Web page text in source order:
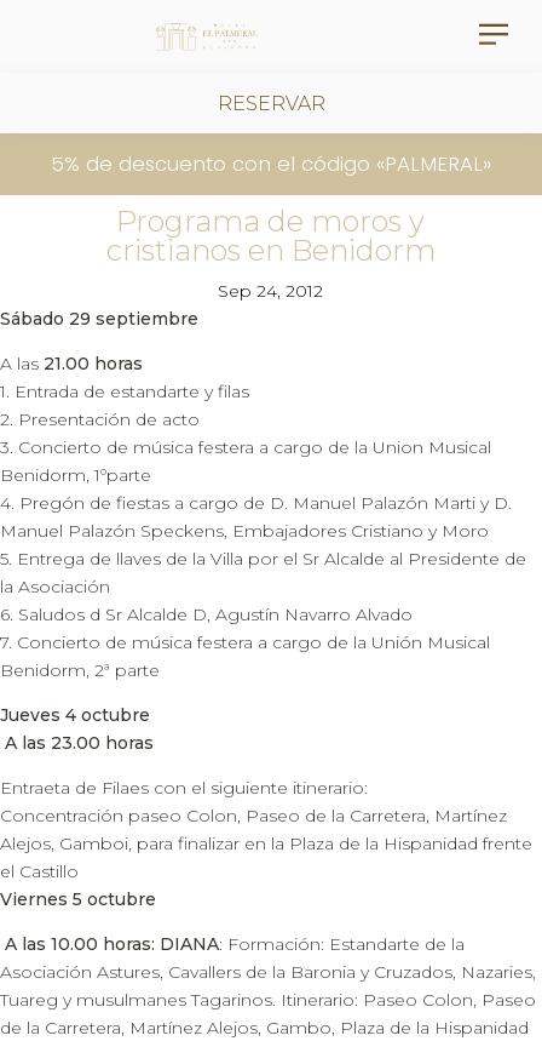
RESERVAR
5% de descuento con el código «PALMERAL»
Programa de moros y
cristianos en Benidorm
Sep 24, 2012
Sábado 29 septiembre
A las 21.00 horas
1. Entrada de estandarte y filas
2. Presentación de acto
3. Concierto de música festera a cargo de la Union Musical
Benidorm, 1ºparte
4. Pregón de fiestas a cargo de D. Manuel Palazón Marti y D.
Manuel Palazón Speckens, Embajadores Cristiano y Moro
5. Entrega de llaves de la Villa por el Sr Alcalde al Presidente de
la Asociación
6. Saludos d Sr Alcalde D, Agustín Navarro Alvado
7. Concierto de música festera a cargo de la Unión Musical
Benidorm, 2ª parte
Jueves 4 octubre
A las 23.00 horas
Entraeta de Filaes con el siguiente itinerario:
Concentración paseo Colon, Paseo de la Carretera, Martínez
Alejos, Gamboi, para finalizar en la Plaza de la Hispanidad frente
el Castillo
Viernes 5 octubre
A las 10.00 horas: DIANA: Formación: Estandarte de la
Asociación Astures, Cavallers de la Baronia y Cruzados, Nazaries,
Tuareg y musulmanes Tagarinos. Itinerario: Paseo Colon, Paseo
de la Carretera, Martínez Alejos, Gambo, Plaza de la Hispanidad